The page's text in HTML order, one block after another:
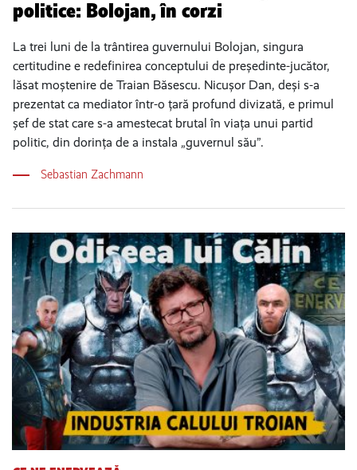
politice: Bolojan, în corzi
La trei luni de la trântirea guvernului Bolojan, singura
certitudine e redefinirea conceptului de președinte-jucător,
lăsat moștenire de Traian Băsescu. Nicușor Dan, deși s-a
prezentat ca mediator într-o țară profund divizată, e primul
șef de stat care s-a amestecat brutal în viața unui partid
politic, din dorința de a instala „guvernul său”.
Sebastian Zachmann